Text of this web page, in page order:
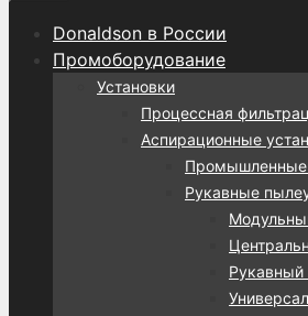
Donaldson в России
Промоборудование
Установки
Процессная
Аспирационные
Промышленные
Рукавные
Рукавный